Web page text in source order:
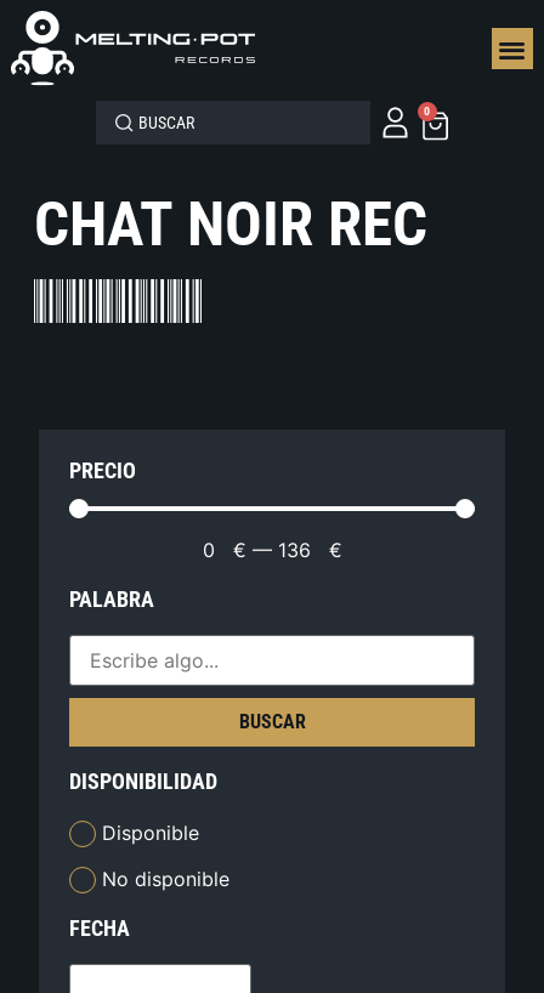
0
CHAT NOIR REC
PRECIO
0 € — 136 €
PALABRA
BUSCAR
DISPONIBILIDAD
Disponible
No disponible
FECHA